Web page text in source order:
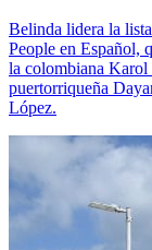
Belinda lidera la
People en Español,
la colombiana Karol
puertorriqueña
López.